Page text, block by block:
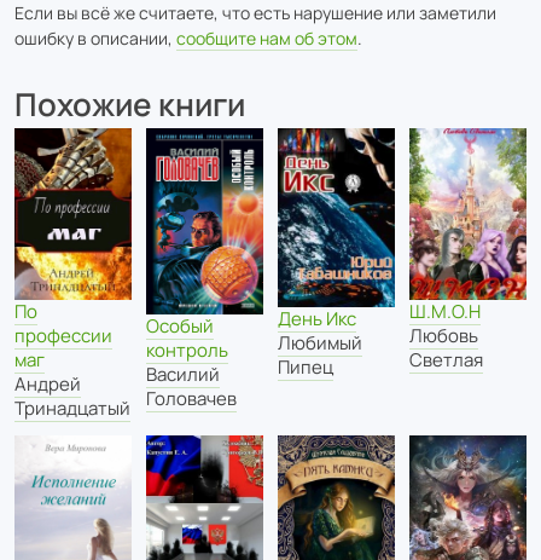
Если вы всё же считаете, что есть нарушение или заметили
ошибку в описании, сообщите нам об этом.
Похожие книги
По
профессии
маг
Андрей
Тринадцатый
Особый
контроль
Василий
Головачев
День Икс
Любимый
Пипец
Ш.М.О.Н
Любовь
Светлая